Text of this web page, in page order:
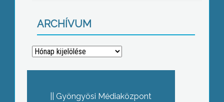
ARCHÍVUM
Archívum
Gyöngyösi Médiaközpont